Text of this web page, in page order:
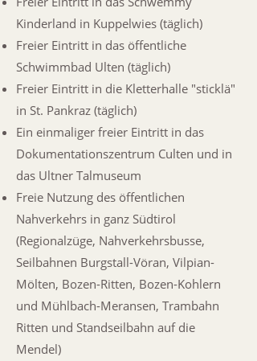
Kinderland in Kuppelwies (täglich)
Freier Eintritt in das öffentliche
Schwimmbad Ulten (täglich)
Freier Eintritt in die Kletterhalle "sticklä"
in St. Pankraz (täglich)
Ein einmaliger freier Eintritt in das
Dokumentationszentrum Culten und in
das Ultner Talmuseum
Freie Nutzung des öffentlichen
Nahverkehrs in ganz Südtirol
(Regionalzüge, Nahverkehrsbusse,
Seilbahnen Burgstall-Vöran, Vilpian-
Mölten, Bozen-Ritten, Bozen-Kohlern
und Mühlbach-Meransen, Trambahn
Ritten und Standseilbahn auf die
Mendel)